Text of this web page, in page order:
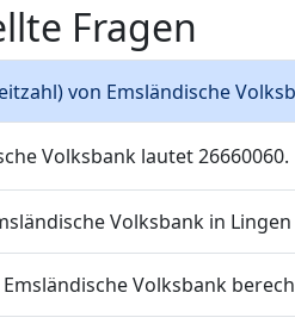
Fragen
von Emsländische
Volksbank lautet 26660060.
Volksbank in Lingen
Volksbank